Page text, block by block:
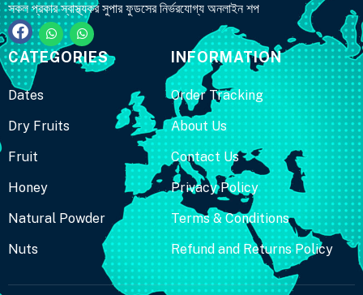
সকল প্রকার স্বাস্থ্যকর সুপার ফুডসের নির্ভরযোগ্য অনলাইন শপ
CATEGORIES
Dates
Dry Fruits
Fruit
Honey
Natural Powder
Nuts
INFORMATION
Order Tracking
About Us
Contact Us
Privacy Policy
Terms & Conditions
Refund and Returns Policy